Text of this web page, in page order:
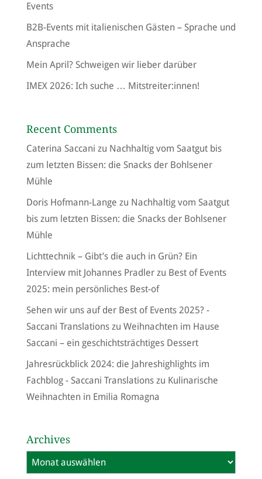
Events
B2B-Events mit italienischen Gästen – Sprache und
Ansprache
Mein April? Schweigen wir lieber darüber
IMEX 2026: Ich suche … Mitstreiter:innen!
Recent Comments
Caterina Saccani zu Nachhaltig vom Saatgut bis
zum letzten Bissen: die Snacks der Bohlsener
Mühle
Doris Hofmann-Lange zu Nachhaltig vom Saatgut
bis zum letzten Bissen: die Snacks der Bohlsener
Mühle
Lichttechnik – Gibt’s die auch in Grün? Ein
Interview mit Johannes Pradlerzu Best of Events
2025: mein persönliches Best-of
Sehen wir uns auf der Best of Events 2025? -
Saccani Translationszu Weihnachten im Hause
Saccani – ein geschichtsträchtiges Dessert
Jahresrückblick 2024: die Jahreshighlights im
Fachblog - Saccani Translationszu Kulinarische
Weihnachten in Emilia Romagna
Archives
Archives